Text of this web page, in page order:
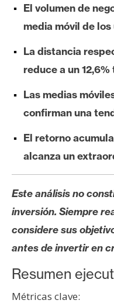
e
u
I
A
A
á
l
i
s
s
N
o
El volumen de
media móvil de
La distancia
reduce a un
Las medias
confirman una
El retorno
alcanza un
Este análisis no
inversión. Siempre
considere sus
antes de invertir en
Resumen
Métricas clave: